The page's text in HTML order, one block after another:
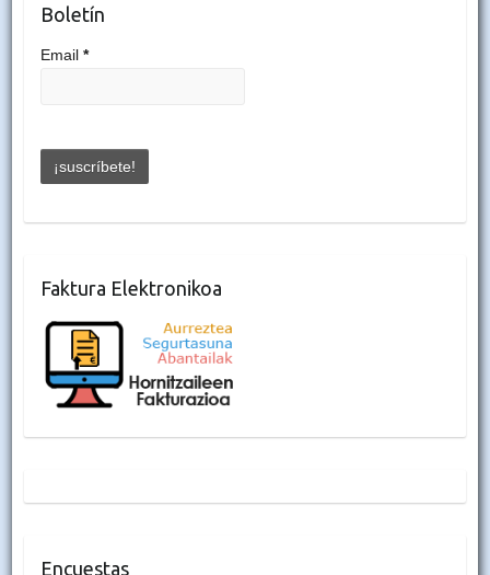
Boletín
Email *
Faktura Elektronikoa
Encuestas